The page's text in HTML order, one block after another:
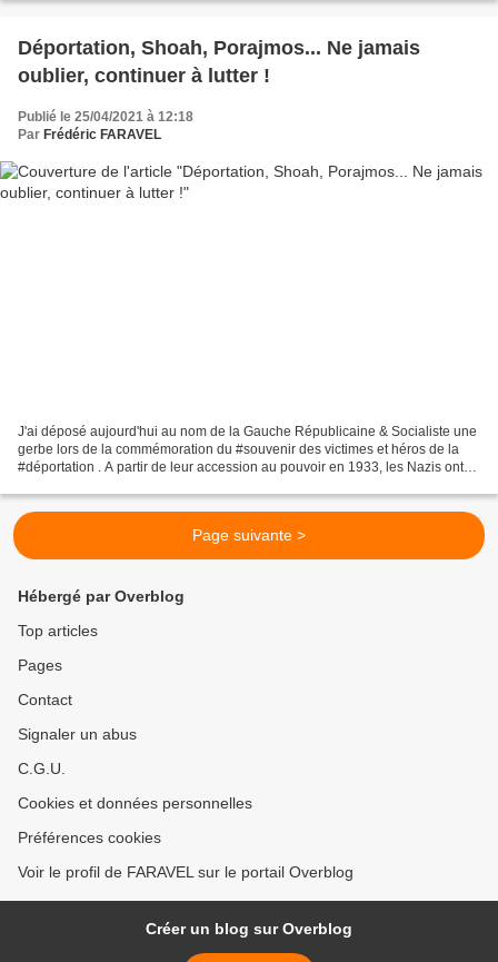
Déportation, Shoah, Porajmos... Ne jamais
oublier, continuer à lutter !
Publié le 25/04/2021 à 12:18
Par Frédéric FARAVEL
J'ai déposé aujourd'hui au nom de la Gauche Républicaine & Socialiste une
gerbe lors de la commémoration du #souvenir des victimes et héros de la
#déportation . A partir de leur accession au pouvoir en 1933, les Nazis ont
Page suivante >
Hébergé par Overblog
Top articles
Pages
Contact
Signaler un abus
C.G.U.
Cookies et données personnelles
Préférences cookies
Voir le profil de FARAVEL sur le portail Overblog
Créer un blog sur Overblog